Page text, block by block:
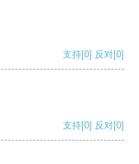
支持[0] 反对[0]
支持[0] 反对[0]